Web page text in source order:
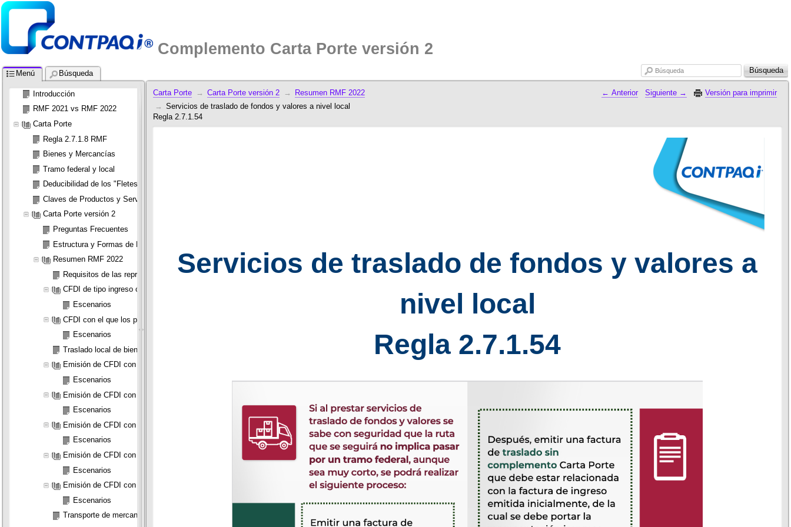
Complemento Carta Porte versión 2
Menú Búsqueda
Introducción
RMF 2021 vs RMF 2022
Carta Porte
Regla 2.7.1.8 RMF
Bienes y Mercancías
Tramo federal y local
Deducibilidad de los "Fletes"
Claves de Productos y Servicios
Carta Porte versión 2
Preguntas Frecuentes
Estructura y Formas de Facturación
Resumen RMF 2022
Requisitos de las representaciones impresas del CFDI  Regla 2.7.1.7
CFDI de tipo ingreso con el que se acredita el transporte de mercancías  Regla 2.7.7.1
Escenarios
CFDI con el que los propietarios, poseedores, tenedores, agentes de transporte o intermediarios pueden acreditar el traslado de bienes o mercancías  Regla 2.7.7.2
Escenarios
Traslado local de bienes o mercancías  Regla 2.7.7.3
Emisión de CFDI con complemento Carta Porte en la prestación de servicios de paquetería o mensajería  Regla 2.7.7.4
Escenarios
Emisión de CFDI con complemento Carta Porte en la prestación de servicios de traslado de fondos y valores a nivel local  Regla 2.7.7.5
Escenarios
Emisión de CFDI con complemento Carta Porte en la prestación de servicios de grúas, servicios auxiliares de arrastre y salvamento a nivel local  Regla 2.7.7.6
Escenarios
Emisión de CFDI con complemento Carta Porte en la prestación de servicios de transporte o distribución de hidrocarburos o petrolíferos a nivel local  Regla 2.7.7.7
Escenarios
Emisión de CFDI con complemento Carta Porte en la prestación de servicios de transporte consolidado de mercancías  Regla 2.7.7.8
Escenarios
Transporte de mercancías por transportistas residentes en el extranjero sin establecimiento permanente en territorio nacional  Regla 2.7.79
Búsqueda Búsqueda
Carta Porte Carta Porte versión 2
Resumen RMF 2022
Servicios de traslado de fondos y valores a nivel local
Regla 2.7.1.54
Anterior Siguiente Versión para imprimir
Servicios de traslado de fondos y valores a
nivel local
Regla 2.7.1.54